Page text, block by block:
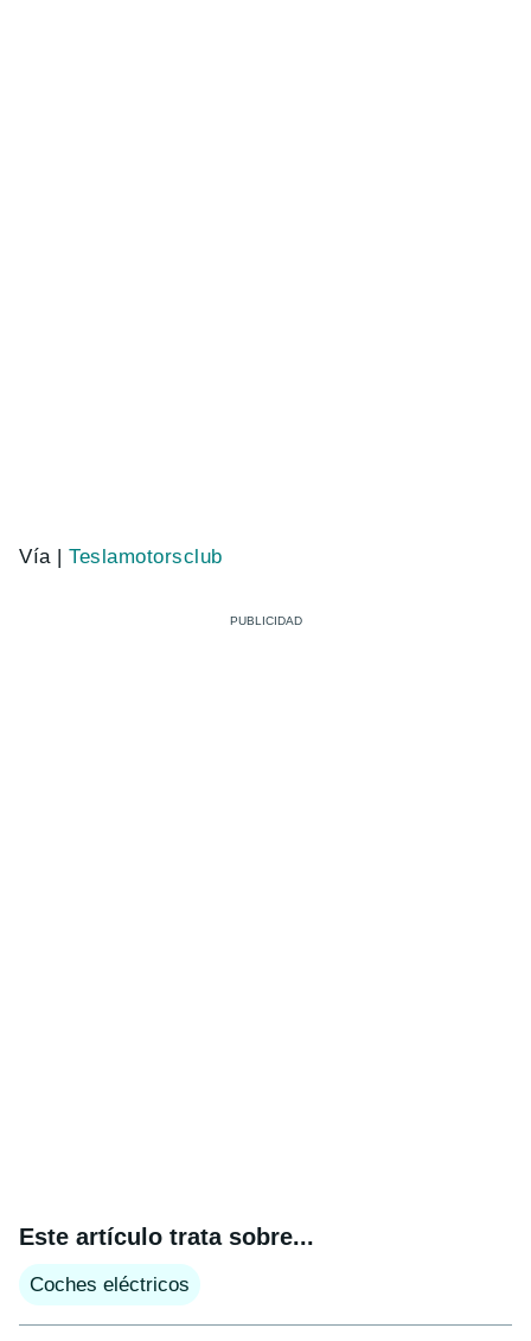
Vía |Teslamotorsclub
Este artículo trata sobre...
Coches eléctricos